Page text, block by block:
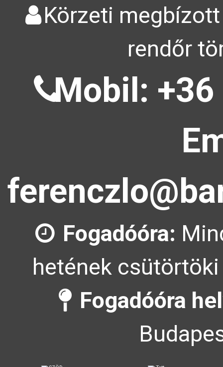
Körzeti megbízott
rendőr
Mobil: +36
Fogadóóra:
hetének
Fogadóóra